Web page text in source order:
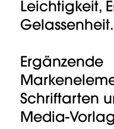
Leichtigkeit,
Gelassenheit.
Ergänzende
Schriftarten
Media-